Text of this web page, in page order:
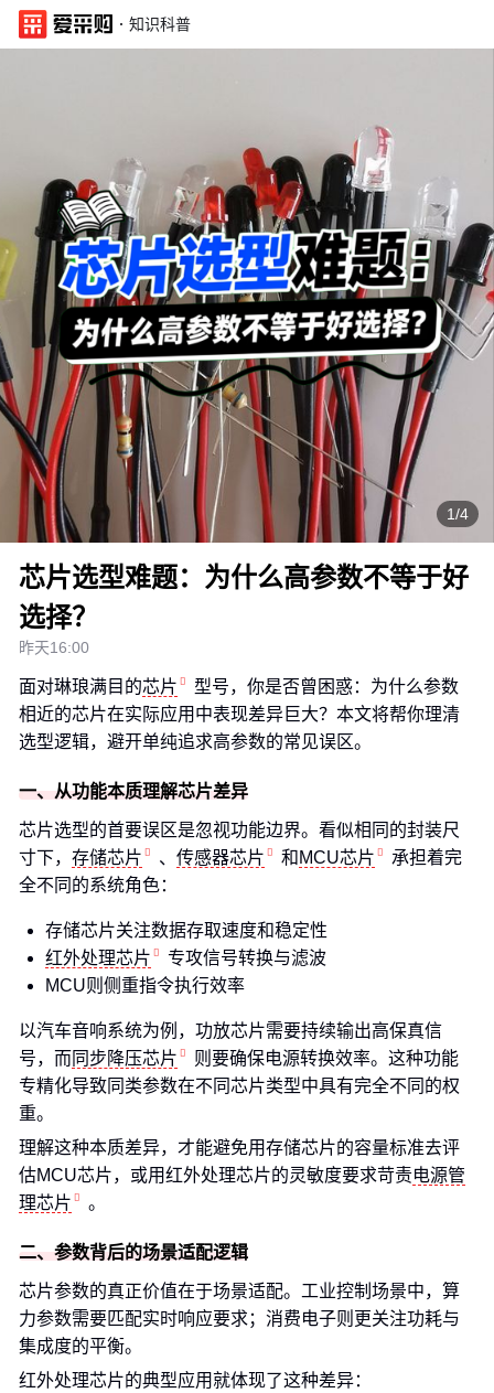
· 知识科普
1/4
芯片选型难题：为什么高参数不等于好
选择？
昨天16:00
面对琳琅满目的芯片
型号，你是否曾困惑：为什么参数
相近的芯片在实际应用中表现差异巨大？本文将帮你理清
选型逻辑，避开单纯追求高参数的常见误区。
一、从功能本质理解芯片差异
芯片选型的首要误区是忽视功能边界。看似相同的封装尺
寸下， 存储芯片 、 传感器芯片 和 MCU芯片
承担着完
全不同的系统角色：
存储芯片关注数据存取速度和稳定性
红外处理芯片
专攻信号转换与滤波
MCU则侧重指令执行效率
以汽车音响系统为例，功放芯片需要持续输出高保真信
号，而 同步降压芯片
则要确保电源转换效率。这种功能
专精化导致同类参数在不同芯片类型中具有完全不同的权
重。
理解这种本质差异，才能避免用存储芯片的容量标准去评
估MCU芯片，或用红外处理芯片的灵敏度要求苛责电源管
理芯片
。
二、参数背后的场景适配逻辑
芯片参数的真正价值在于场景适配。工业控制场景中，算
力参数需要匹配实时响应要求；消费电子则更关注功耗与
集成度的平衡。
红外处理芯片的典型应用就体现了这种差异：